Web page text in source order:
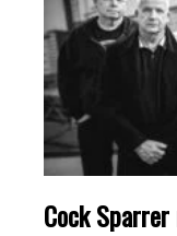
Cock